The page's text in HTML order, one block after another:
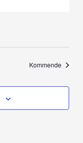
Kommende